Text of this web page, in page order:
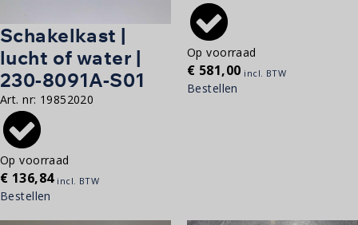
Schakelkast |
lucht of water |
230-8091A-S01
Art. nr: 19852020
Op voorraad
€ 136,84 incl. BTW
Bestellen
Op voorraad
€ 581,00 incl. BTW
Bestellen